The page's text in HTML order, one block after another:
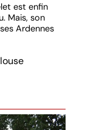
est enfin
Mais, son
Ardennes